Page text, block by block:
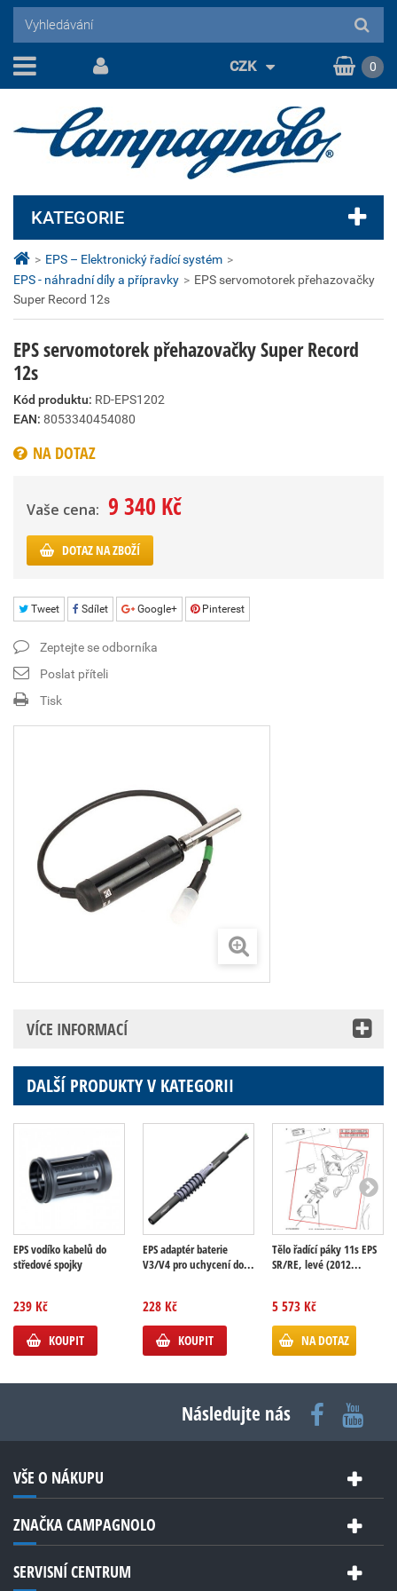
> EPS – Elektronický řadící systém >
EPS - náhradní díly a přípravky > EPS servomotorek přehazovačky
Super Record 12s
EPS servomotorek přehazovačky Super Record
12s
Kód produktu: RD-EPS1202
EAN: 8053340454080
NA DOTAZ
Vaše cena: 9 340 Kč
DOTAZ NA ZBOŽÍ
Tweet Sdílet Google+ Pinterest
Zeptejte se odborníka
Poslat příteli
Tisk
VÍCE INFORMACÍ
DALŠÍ PRODUKTY V KATEGORII
EPS vodíko kabelů do
středové spojky
239 Kč
KOUPIT
EPS adaptér baterie
V3/V4 pro uchycení do...
228 Kč
KOUPIT
Tělo řadící páky 11s EPS
SR/RE, levé (2012...
5 573 Kč
NA DOTAZ
KATEGORIE
CZK 0
Následujte nás
VŠE O NÁKUPU
ZNAČKA CAMPAGNOLO
SERVISNÍ CENTRUM